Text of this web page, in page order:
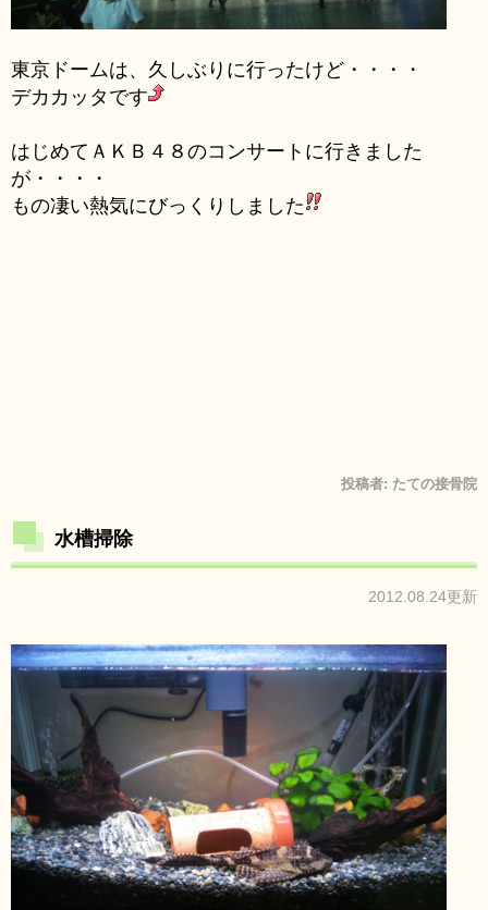
東京ドームは、久しぶりに行ったけど・・・・
デカカッタです
はじめてＡＫＢ４８のコンサートに行きました
が・・・・
もの凄い熱気にびっくりしました
投稿者: たての接骨院
水槽掃除
2012.08.24更新